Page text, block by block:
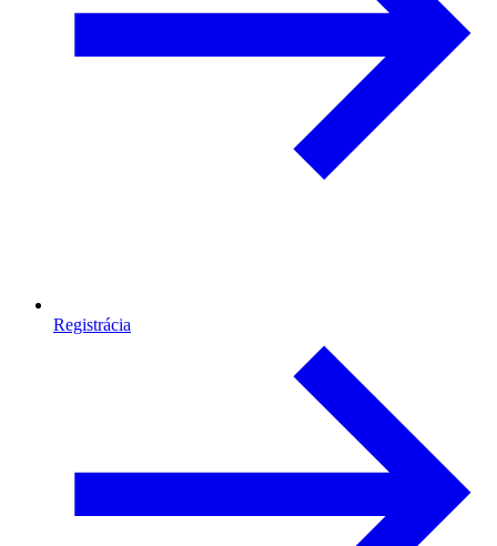
Registrácia